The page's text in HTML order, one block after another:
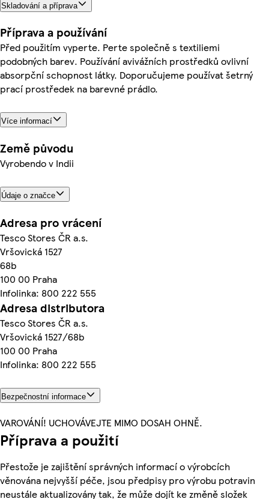
Skladování a příprava
Příprava a používání
Před použitím vyperte. Perte společně s textiliemi
podobných barev. Používání avivážních prostředků ovlivní
absorpční schopnost látky. Doporučujeme používat šetrný
prací prostředek na barevné prádlo.
Více informací
Země původu
Vyrobendo v Indii
Údaje o značce
Adresa pro vrácení
Tesco Stores ČR a.s.
Vršovická 1527
68b
100 00 Praha
Infolinka: 800 222 555
Adresa distributora
Tesco Stores ČR a.s.
Vršovická 1527/68b
100 00 Praha
Infolinka: 800 222 555
Bezpečnostní informace
VAROVÁNÍ! UCHOVÁVEJTE MIMO DOSAH OHNĚ.
Příprava a použití
Přestože je zajištění správných informací o výrobcích
věnována nejvyšší péče, jsou předpisy pro výrobu potravin
neustále aktualizovány tak, že může dojít ke změně složek